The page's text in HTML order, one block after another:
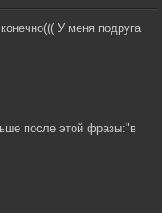
У меня подруга
после этой фразы:"в